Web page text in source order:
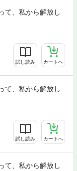
て、私から解放し
試し読み カートへ
て、私から解放し
試し読み カートへ
て、私から解放し